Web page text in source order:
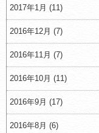
2017年1月 (11)
2016年12月 (7)
2016年11月 (7)
2016年10月 (11)
2016年9月 (17)
2016年8月 (6)